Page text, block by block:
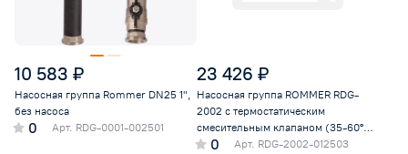
10 583 ₽
Насосная группа Rommer DN25 1",
без насоса
0 Арт. RDG-0001-002501
23 426 ₽
Насосная группа ROMMER RDG-
2002 с термостатическим
смесительным клапаном (35-60°С)
1 без насоса, в т
0 Арт. RDG-2002-012503